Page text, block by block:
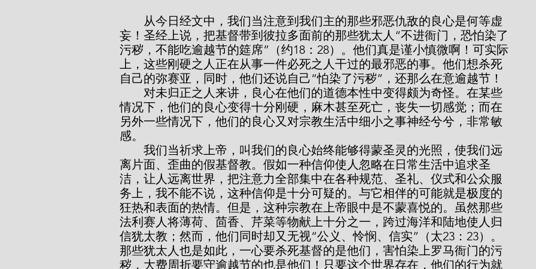
妄！圣经上说，把基督带到彼拉多面前的那些犹太人“不进衙门，恐怕染了
污秽，不能吃逾越节的筵席”（约18：28）。他们真是谨小慎微啊！可实际
上，这些刚硬之人正在从事一件必死之人干过的最邪恶的事。他们想杀死
自己的弥赛亚，同时，他们还说自己“怕染了污秽”，还那么在意逾越节！
情况下，他们的良心变得十分刚硬，麻木甚至死亡，丧失一切感觉；而在
另外一些情况下，他们的良心又对宗教生活中细小之事神经兮兮，非常敏
感。
离片面、歪曲的假基督教。假如一种信仰使人忽略在日常生活中追求圣
洁，让人远离世界，把注意力全部集中在各种规范、圣礼、仪式和公众服
务上，我不能不说，这种信仰是十分可疑的。与它相伴的可能就是极度的
狂热和表面的热情。但是，这种宗教在上帝眼中是不蒙喜悦的。虽然那些
法利赛人将薄荷、茴香、芹菜等物献上十分之一，跨过海洋和陆地使人归
信犹太教；然而，他们同时却又无视“公义、怜悯、信实”（太23：23）。
那些犹太人也是如此，一心要杀死基督的是他们，害怕染上罗马衙门的污
秽，大费周折要守逾越节的也是他们！只要这个世界存在，他们的行为就